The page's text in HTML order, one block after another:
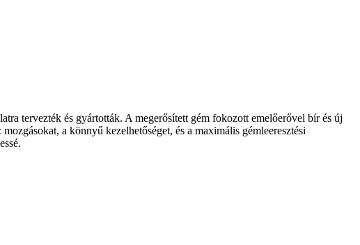
tervezték és gyártották. A megerősített gém fokozott emelőerővel bír és új
a könnyű kezelhetőséget, és a maximális gémleeresztési